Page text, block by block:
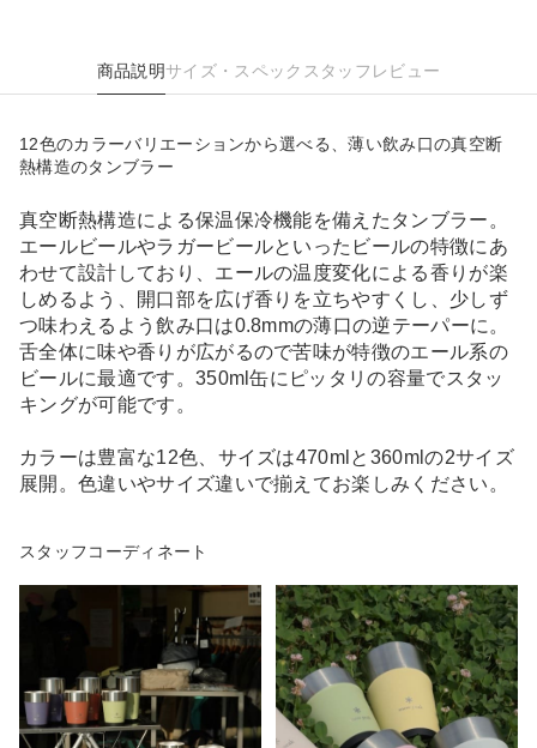
商品説明サイズ・スペック スタッフレビュー
12色のカラーバリエーションから選べる、薄い飲み口の真空断
熱構造のタンブラー
真空断熱構造による保温保冷機能を備えたタンブラー。
エールビールやラガービールといったビールの特徴にあ
わせて設計しており、エールの温度変化による香りが楽
しめるよう、開口部を広げ香りを立ちやすくし、少しず
つ味わえるよう飲み口は0.8mmの薄口の逆テーパーに。
舌全体に味や香りが広がるので苦味が特徴のエール系の
ビールに最適です。350ml缶にピッタリの容量でスタッ
キングが可能です。
カラーは豊富な12色、サイズは470mlと360mlの2サイズ
展開。色違いやサイズ違いで揃えてお楽しみください。
スタッフコーディネート